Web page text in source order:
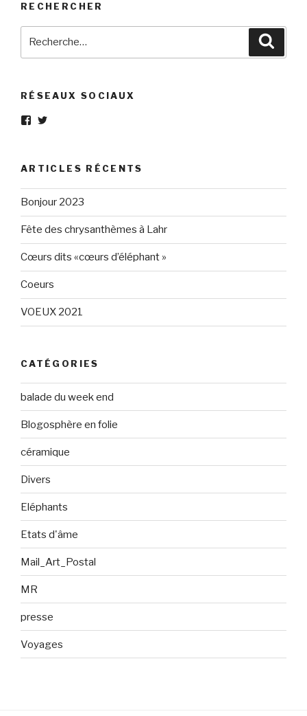
RECHERCHER
RÉSEAUX SOCIAUX
Voir
Eléphant-
Gris-
sur
Facebook
Voir
elephantgris
sur
ARTICLES RÉCENTS
Bonjour 2023
Fête des chrysanthèmes à Lahr
Cœurs dits «cœurs d’éléphant »
Coeurs
VOEUX 2021
CATÉGORIES
balade du week end
Blogosphère en folie
céramique
Divers
Eléphants
Etats d'âme
Mail_Art_Postal
MR
presse
Voyages